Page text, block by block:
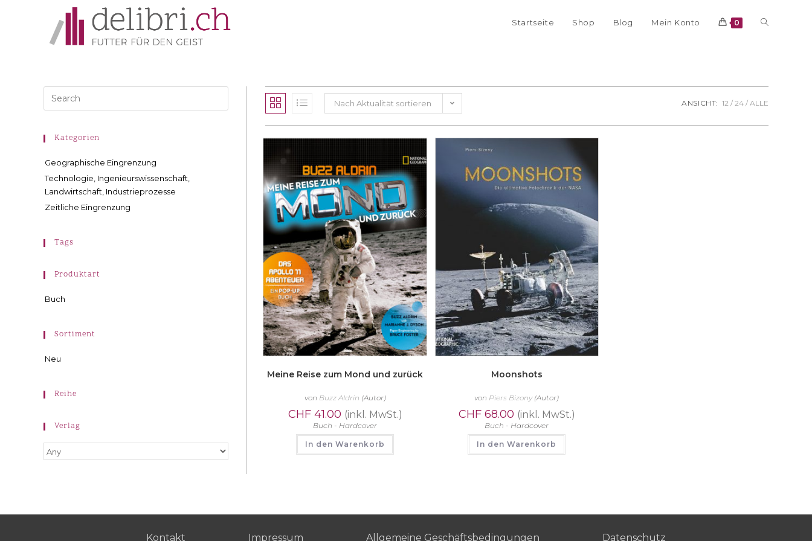
Startseite Shop Blog Mein Konto 0
Nach Aktualität sortieren ANSICHT: 12 24 ALLE
Meine Reise zum Mond und zurück
von Buzz Aldrin (Autor)
CHF41.00 (inkl. MwSt.)
Buch - Hardcover
In den Warenkorb
Moonshots
von Piers Bizony(Autor)
CHF68.00 (inkl. MwSt.)
Buch - Hardcover
In den Warenkorb
Kategorien
Geographische Eingrenzung
Technologie, Ingenieurswissenschaft,
Landwirtschaft, Industrieprozesse
Zeitliche Eingrenzung
Tags
Produktart
Buch
Sortiment
Neu
Reihe
Verlag
Kontakt Impressum Allgemeine Geschäftsbedingungen Datenschutz